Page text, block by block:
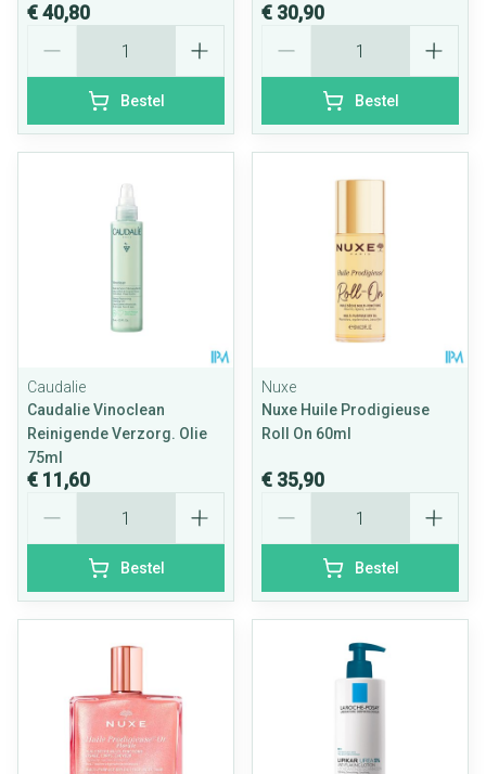
€ 40,80
Bestel
€ 30,90
Bestel
Caudalie
Caudalie Vinoclean
Reinigende Verzorg. Olie
75ml
€ 11,60
Bestel
Nuxe
Nuxe Huile Prodigieuse
Roll On 60ml
€ 35,90
Bestel